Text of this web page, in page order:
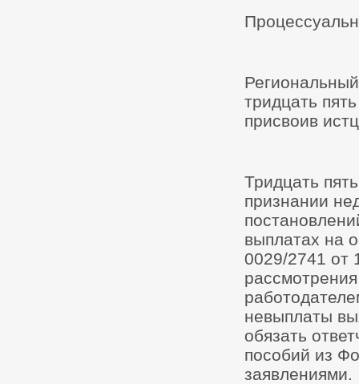
тридцать
присвоив
Тридцать
признании
выплатах на
0029/2741 от
невыплаты
обязать
пособий из
заявлениями.